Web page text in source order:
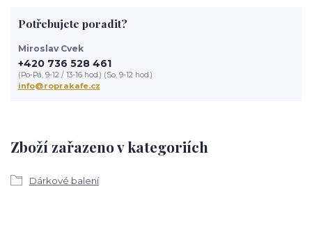
Zboží zařazeno v kategoriích
Dárkové balení
Potřebujete poradit?
Miroslav Cvek
+420 736 528 461
(Po-Pá, 9-12 / 13-16 hod.) (So, 9-12 hod.)
info@roprakafe.cz